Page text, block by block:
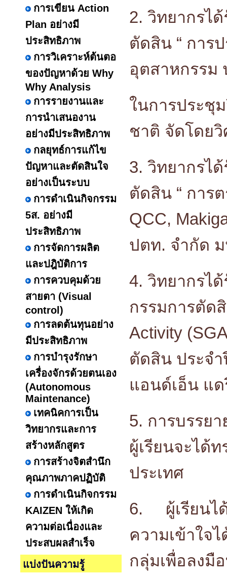
การเขียน Action
Plan อย่างมี
ประสิทธิภาพ
การวิเคราะห์ต้นตอ
ของปัญหาด้วย Why
Why Analysis
การรายงานและ
การนำเสนองาน
อย่างมีประสิทธิภาพ
กลยุทธ์การแก้ไข
ปัญหาและตัดสินใจ
อย่างเป็นระบบ
การดำเนินกิจกรรม
5ส. อย่างมี
ประสิทธิภาพ
การจัดการผลิต
และปฎิบัติการ
การควบคุมด้วย
สายตา (Visual
control)
การลดต้นทุนอย่าง
มีประสิทธิภาพ
การบำรุงรักษา
เครื่องจักรด้วยตนเอง
(Autonomous
Maintenance)
เทคนิคการเป็น
วิทยากรและการ
สร้างหลักสูตร
การสร้างจิตสำนึก
คุณภาพภาคปฏิบัติ
การดำเนินกิจกรรม
KAIZEN ให้เกิด
ความต่อเนื่องและ
ประสบผลสำเร็จ
แบ่งปันความรู้
2. วิทยากรไ
ตัดสิน “ การ
อุตสาหกรรม
ในการประชุ
ชาติ จัดโดย
3. วิทยากรไ
ตัดสิน “ การ
QCC,
ปตท. จำกัด
4. วิทยากรไ
กรรมการตัด
Activity
ตัดสิน ประจำ
แอนด์เอ็น แด
5. การบรรย
ผู้เรียนจะได้
ประเทศ
6.
ผู้เรียน
ความเข้าใจ
กลุ่มเพื่อลงมื